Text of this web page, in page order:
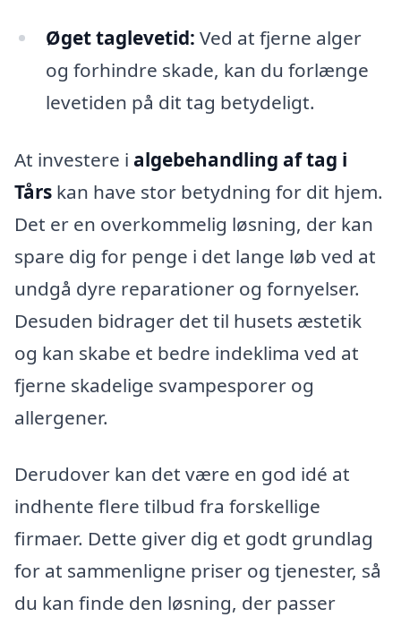
Øget taglevetid: Ved at fjerne alger
og forhindre skade, kan du forlænge
levetiden på dit tag betydeligt.
At investere i algebehandling af tag i
Tårs kan have stor betydning for dit hjem.
Det er en overkommelig løsning, der kan
spare dig for penge i det lange løb ved at
undgå dyre reparationer og fornyelser.
Desuden bidrager det til husets æstetik
og kan skabe et bedre indeklima ved at
fjerne skadelige svampesporer og
allergener.
Derudover kan det være en god idé at
indhente flere tilbud fra forskellige
firmaer. Dette giver dig et godt grundlag
for at sammenligne priser og tjenester, så
du kan finde den løsning, der passer